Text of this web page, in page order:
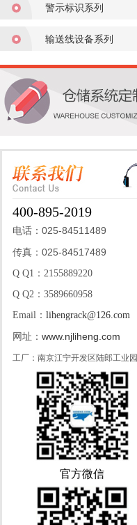
警示标识系列
输送线设备系列
400-895-2019
电话： 025-84511489
传真： 025-84517489
Q Q1：2155889220
Q Q2：3589660958
Email： lihengrack@126.com
网址： www.njliheng.com
工厂：南京江宁开发区陆郎工业园
官方微信